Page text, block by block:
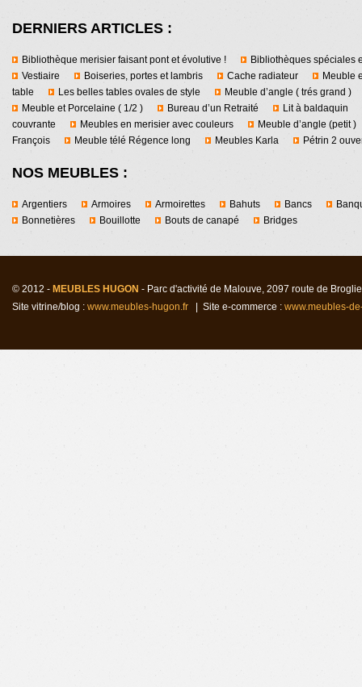
DERNIERS ARTICLES :
Bibliothèque merisier faisant pont et évolutive !
Bibliothèques spéciales
Vestiaire
Boiseries, portes et lambris Cache radiateur
Meuble
table
Les belles tables ovales de style
Meuble d’angle ( trés grand )
Meuble et Porcelaine ( 1/2 )
Bureau d’un Retraité
Lit à baldaquin
couvrante
Meubles en merisier avec couleurs
Meuble d’angle (petit )
François
Meuble télé Régence long Meubles Karla Pétrin 2
NOS MEUBLES :
Argentiers Armoires Armoirettes Bahuts Bancs
Bonnetières
Bouillotte Bouts de canapé Bridges
© 2012 - MEUBLES HUGON - Parc d'activité de Malouve, 2097 route de
Site vitrine/blog : www.meubles-hugon.fr | Site e-commerce : www.meubles-